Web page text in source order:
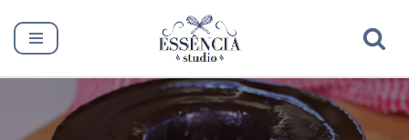
Pular
conteúdo